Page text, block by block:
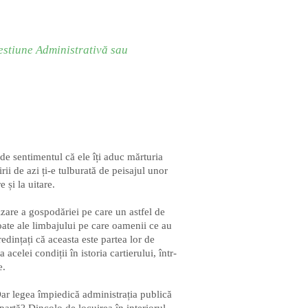
Administrativă sau
sentimentul că ele îți aduc mărturia
de azi ți-e tulburată de peisajul unor
și la uitare.
a gospodăriei pe care un astfel de
ale limbajului pe care oamenii ce au
că aceasta este partea lor de
acelei condiții în istoria cartierului, într-
legea împiedică administrația publică